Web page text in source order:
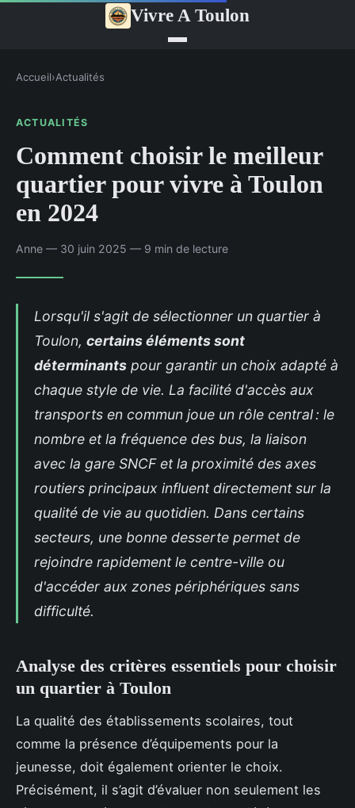
Vivre A Toulon
Accueil›Actualités
ACTUALITÉS
Comment choisir le meilleur
quartier pour vivre à Toulon
en 2024
Anne — 30 juin 2025 — 9 min de lecture
Lorsqu'il s'agit de sélectionner un quartier à
Toulon, certains éléments sont
déterminants pour garantir un choix adapté à
chaque style de vie. La facilité d'accès aux
transports en commun joue un rôle central : le
nombre et la fréquence des bus, la liaison
avec la gare SNCF et la proximité des axes
routiers principaux influent directement sur la
qualité de vie au quotidien. Dans certains
secteurs, une bonne desserte permet de
rejoindre rapidement le centre-ville ou
d'accéder aux zones périphériques sans
difficulté.
Analyse des critères essentiels pour choisir
un quartier à Toulon
La qualité des établissements scolaires, tout
comme la présence d’équipements pour la
jeunesse, doit également orienter le choix.
Précisément, il s’agit d’évaluer non seulement les